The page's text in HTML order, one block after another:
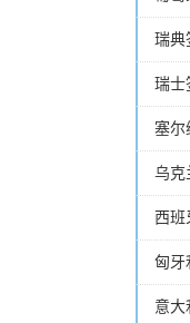
瑞典
瑞士
塞尔
乌克
西班
匈牙
意大